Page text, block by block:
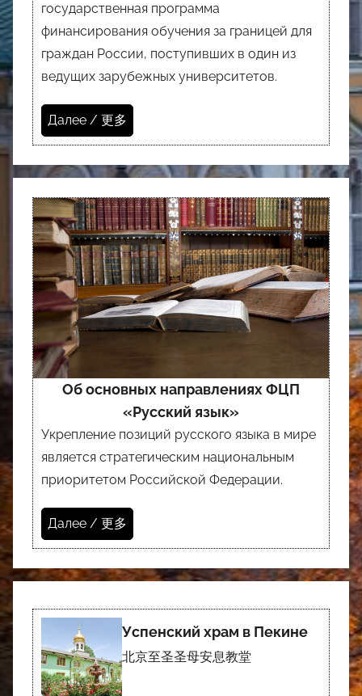
государственная программа
финансирования обучения за границей для
граждан России, поступивших в один из
ведущих зарубежных университетов.
Далее / 更多
Об основных направлениях ФЦП
«Русский язык»
Укрепление позиций русского языка в мире
является стратегическим национальным
приоритетом Российской Федерации.
Далее / 更多
Успенский храм в Пекине
北京至圣圣母安息教堂